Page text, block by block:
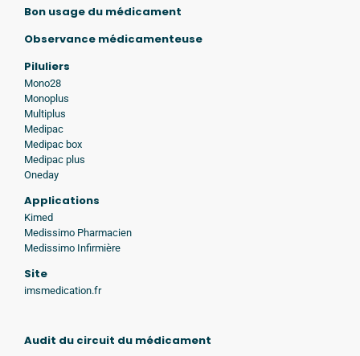
Bon usage du médicament
Observance médicamenteuse
Piluliers
Mono28
Monoplus
Multiplus
Medipac
Medipac box
Medipac plus
Oneday
Applications
Kimed
Medissimo Pharmacien
Medissimo Infirmière
Site
imsmedication.fr
Audit du circuit du médicament